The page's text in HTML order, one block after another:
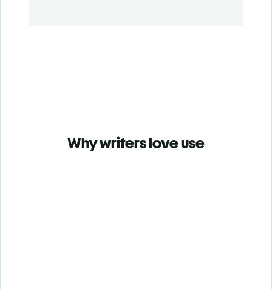
Why writers love use